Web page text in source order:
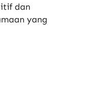
dan
yang